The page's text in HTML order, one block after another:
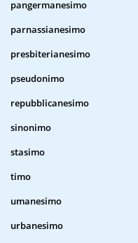
pangermanesimo
parnassianesimo
presbiterianesimo
pseudonimo
repubblicanesimo
sinonimo
stasimo
timo
umanesimo
urbanesimo